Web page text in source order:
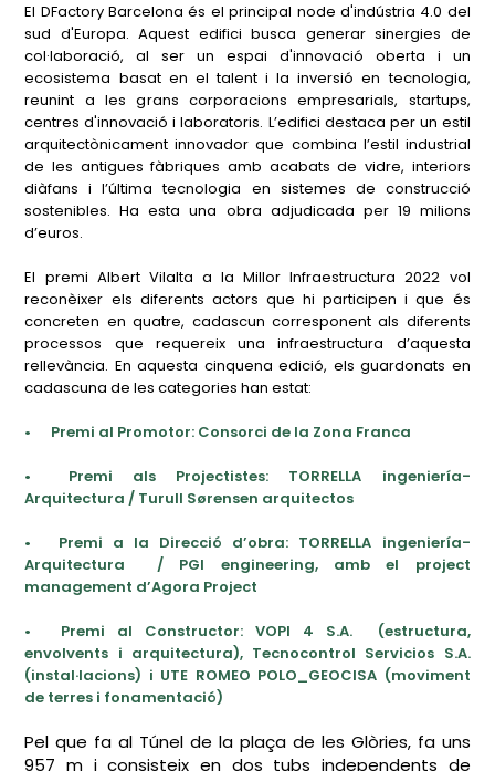
El DFactory Barcelona és el principal node d'indústria 4.0 del
sud d'Europa. Aquest edifici busca generar sinergies de
col·laboració, al ser un espai d'innovació oberta i un
ecosistema basat en el talent i la inversió en tecnologia,
reunint a les grans corporacions empresarials, startups,
centres d'innovació i laboratoris. L’edifici destaca per un estil
arquitectònicament innovador que combina l’estil industrial
de les antigues fàbriques amb acabats de vidre, interiors
diàfans i l’última tecnologia en sistemes de construcció
sostenibles. Ha esta una obra adjudicada per 19 milions
d’euros.
El premi Albert Vilalta a la Millor Infraestructura 2022 vol
reconèixer els diferents actors que hi participen i que és
concreten en quatre, cadascun corresponent als diferents
processos que requereix una infraestructura d’aquesta
rellevància. En aquesta cinquena edició, els guardonats en
cadascuna de les categories han estat:
• Premi al Promotor: Consorci de la Zona Franca
• Premi als Projectistes: TORRELLA ingeniería-
Arquitectura / Turull Sørensen arquitectos
• Premi a la Direcció d’obra: TORRELLA ingeniería-
Arquitectura / PGI engineering, amb el project
management d’Agora Project
•
Premi al Constructor: VOPI 4 S.A. (estructura,
envolvents i arquitectura), Tecnocontrol Servicios S.A.
(instal·lacions) i UTE ROMEO POLO_GEOCISA (moviment
de terres i fonamentació)
Pel que fa al Túnel de la plaça de les Glòries, fa uns
957 m i consisteix en dos tubs independents de